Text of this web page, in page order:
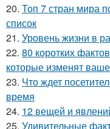
20. Топ 7 стран мира
список
21. Уровень жизни в
22. 80 коротких
которые изменят
23. Что ждет
время
24. 12 вещей и
25. Удивительные